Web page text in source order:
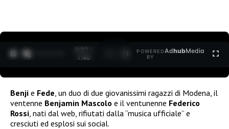
0:28 /
1:40
POWERED
BY
AdhubMedia
Benji e Fede , un duo di due giovanissimi ragazzi di Modena, il
ventenne Benjamin Mascolo e il ventunenne Federico
Rossi , nati dal web, rifiutati dalla “musica ufficiale” e
cresciuti ed esplosi sui social.